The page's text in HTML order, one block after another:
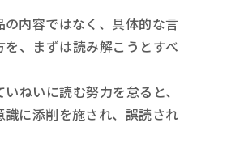
の内容ではなく、具体的な言
を、まずは読み解こうとすべ
ねいに読む努力を怠ると、
識に添削を施され、誤読され